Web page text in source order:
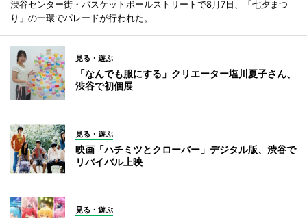
渋谷センター街・バスケットボールストリートで8月7日、「七夕まつ
り」の一環でパレードが行われた。
見る・遊ぶ
「なんでも服にする」クリエーター塩川夏子さん、
渋谷で初個展
見る・遊ぶ
映画「ハチミツとクローバー」デジタル版、渋谷で
リバイバル上映
見る・遊ぶ